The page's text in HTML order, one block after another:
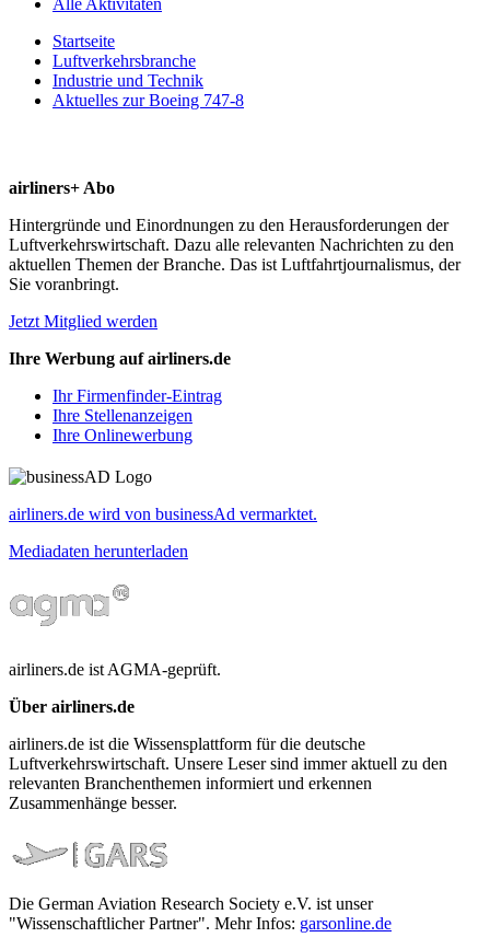
Startseite
Luftverkehrsbranche
Industrie und Technik
Aktuelles zur Boeing 747-8
airliners+ Abo
Hintergründe und Einordnungen zu den Herausforderungen der
Luftverkehrswirtschaft. Dazu alle relevanten Nachrichten zu den
aktuellen Themen der Branche. Das ist Luftfahrtjournalismus, der
Sie voranbringt.
Jetzt Mitglied werden
Ihre Werbung auf airliners.de
Ihr Firmenfinder-Eintrag
Ihre Stellenanzeigen
Ihre Onlinewerbung
airliners.de wird von businessAd vermarktet.
Mediadaten herunterladen
airliners.de ist AGMA-geprüft.
Über airliners.de
airliners.de ist die Wissensplattform für die deutsche
Luftverkehrswirtschaft. Unsere Leser sind immer aktuell zu den
relevanten Branchenthemen informiert und erkennen
Zusammenhänge besser.
Die German Aviation Research Society e.V. ist unser
"Wissenschaftlicher Partner". Mehr Infos: garsonline.de